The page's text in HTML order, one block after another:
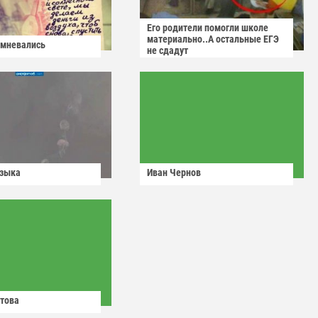
Его родители помогли школе
материально..А остальные ЕГЭ
не сдадут
Иван Чернов